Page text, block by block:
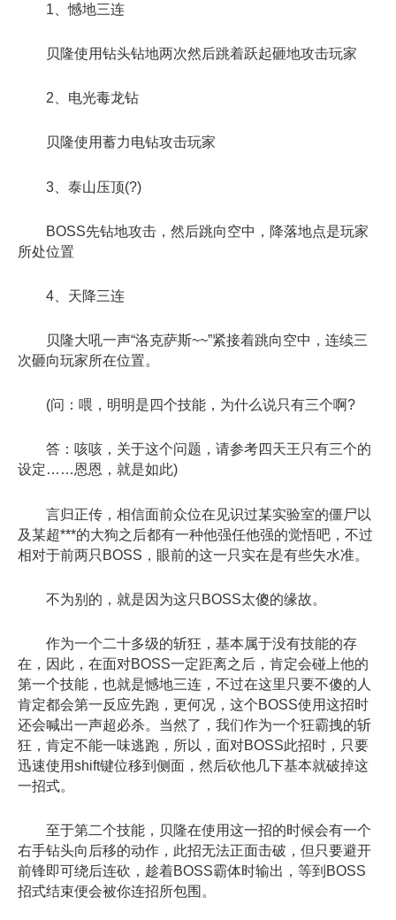
1、憾地三连
贝隆使用钻头钻地两次然后跳着跃起砸地攻击玩家
2、电光毒龙钻
贝隆使用蓄力电钻攻击玩家
3、泰山压顶(?)
BOSS先钻地攻击，然后跳向空中，降落地点是玩家
所处位置
4、天降三连
贝隆大吼一声“洛克萨斯~~”紧接着跳向空中，连续三
次砸向玩家所在位置。
(问：喂，明明是四个技能，为什么说只有三个啊?
答：咳咳，关于这个问题，请参考四天王只有三个的
设定……恩恩，就是如此)
言归正传，相信面前众位在见识过某实验室的僵尸以
及某超***的大狗之后都有一种他强任他强的觉悟吧，不过
相对于前两只BOSS，眼前的这一只实在是有些失水准。
不为别的，就是因为这只BOSS太傻的缘故。
作为一个二十多级的斩狂，基本属于没有技能的存
在，因此，在面对BOSS一定距离之后，肯定会碰上他的
第一个技能，也就是憾地三连，不过在这里只要不傻的人
肯定都会第一反应先跑，更何况，这个BOSS使用这招时
还会喊出一声超必杀。当然了，我们作为一个狂霸拽的斩
狂，肯定不能一味逃跑，所以，面对BOSS此招时，只要
迅速使用shift键位移到侧面，然后砍他几下基本就破掉这
一招式。
至于第二个技能，贝隆在使用这一招的时候会有一个
右手钻头向后移的动作，此招无法正面击破，但只要避开
前锋即可绕后连砍，趁着BOSS霸体时输出，等到BOSS
招式结束便会被你连招所包围。